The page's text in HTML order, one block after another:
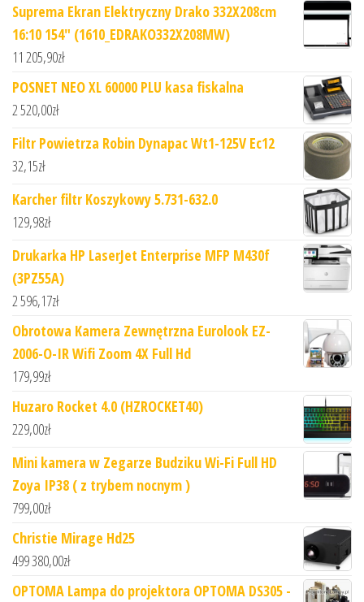
Suprema Ekran Elektryczny Drako 332X208cm
16:10 154" (1610_EDRAKO332X208MW)
11 205,90zł
POSNET NEO XL 60000 PLU kasa fiskalna
2 520,00zł
Filtr Powietrza Robin Dynapac Wt1-125V Ec12
32,15zł
Karcher filtr Koszykowy 5.731-632.0
129,98zł
Drukarka HP LaserJet Enterprise MFP M430f
(3PZ55A)
2 596,17zł
Obrotowa Kamera Zewnętrzna Eurolook EZ-
2006-O-IR Wifi Zoom 4X Full Hd
179,99zł
Huzaro Rocket 4.0 (HZROCKET40)
229,00zł
Mini kamera w Zegarze Budziku Wi-Fi Full HD
Zoya IP38 ( z trybem nocnym )
799,00zł
Christie Mirage Hd25
499 380,00zł
OPTOMA Lampa do projektora OPTOMA DS305 -